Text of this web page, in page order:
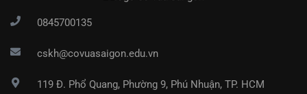
0845700135
cskh@covuasaigon.edu.vn
119 Đ. Phổ Quang, Phường 9, Phú Nhuận, TP. HCM